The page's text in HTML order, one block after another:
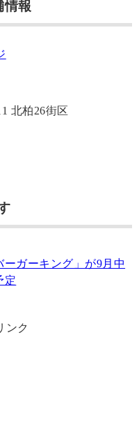
情報
北柏26街区
ガーキング」が9月中
定
ンク